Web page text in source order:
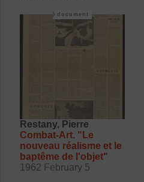
Restany, Pierre
Combat-Art. "Le
nouveau réalisme et le
baptême de l'objet"
1962 February 5
document